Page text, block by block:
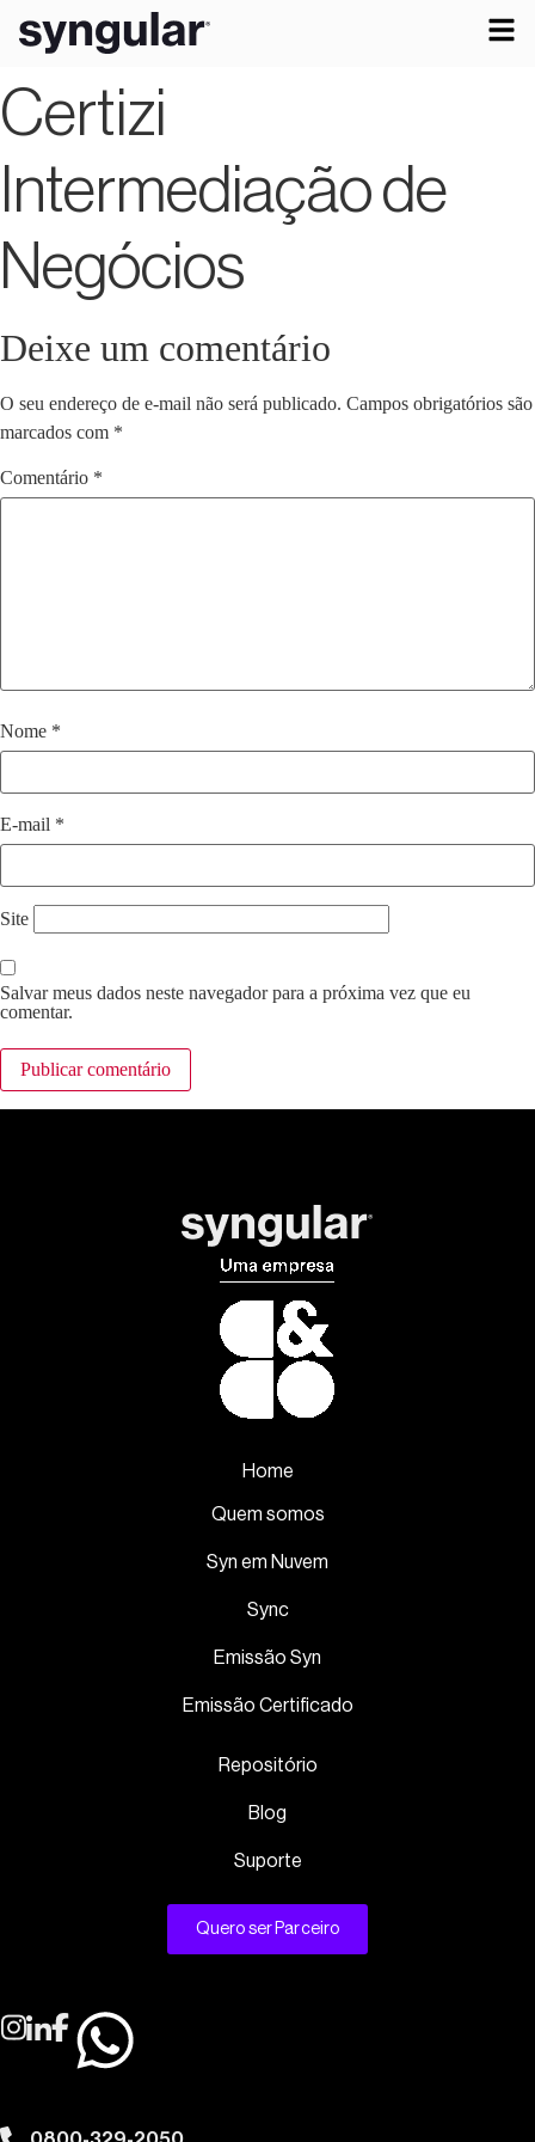
Certizi
Intermediação de
Negócios
Deixe um comentário
O seu endereço de e-mail não será publicado. Campos obrigatórios são
marcados com *
Comentário *
Nome *
E-mail *
Site
Salvar meus dados neste navegador para a próxima vez que eu
comentar.
Home
Quem somos
Syn em Nuvem
Sync
Emissão Syn
Emissão Certificado
Repositório
Blog
Suporte
Quero ser Parceiro